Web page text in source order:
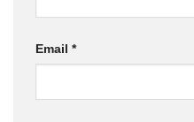
Email *